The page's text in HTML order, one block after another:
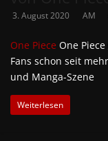
3. August 2020 AM
One Piece One
Fans schon seit
und Manga-Szene
Weiterlesen